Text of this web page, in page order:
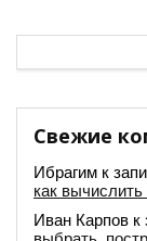
Свежие
Ибрагим к
как
Иван Карпов к